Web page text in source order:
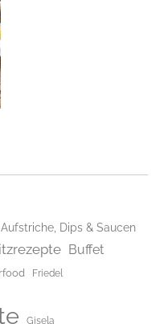
Aufstriche, Dips & Saucen
Buffet
Friedel
Gisela